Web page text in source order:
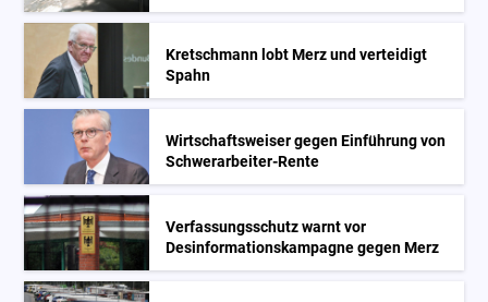
Kretschmann lobt Merz und verteidigt
Spahn
Wirtschaftsweiser gegen Einführung von
Schwerarbeiter-Rente
Verfassungsschutz warnt vor
Desinformationskampagne gegen Merz